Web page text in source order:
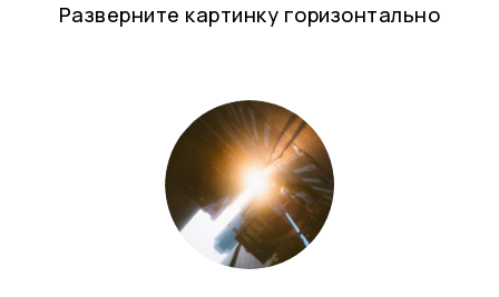
Разверните картинку горизонтально